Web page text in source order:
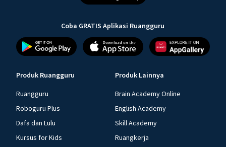
Coba GRATIS Aplikasi Ruangguru
Produk Ruangguru
Ruangguru
Roboguru Plus
Dafa dan Lulu
Kursus for Kids
Produk Lainnya
Brain Academy Online
English Academy
Skill Academy
Ruangkerja